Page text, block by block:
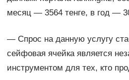
месяц — 3564 тенге, в год —
— Спрос на данную услугу
сейфовая ячейка является
инструментом для тех, кто